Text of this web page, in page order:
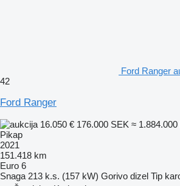
Ford Ranger
42
Ford Ranger
16.050 € 176.000 SEK ≈ 1.884.000
Pikap
2021
151.418 km
Euro 6
Snaga 213 k.s. (157 kW) Gorivo dizel Tip